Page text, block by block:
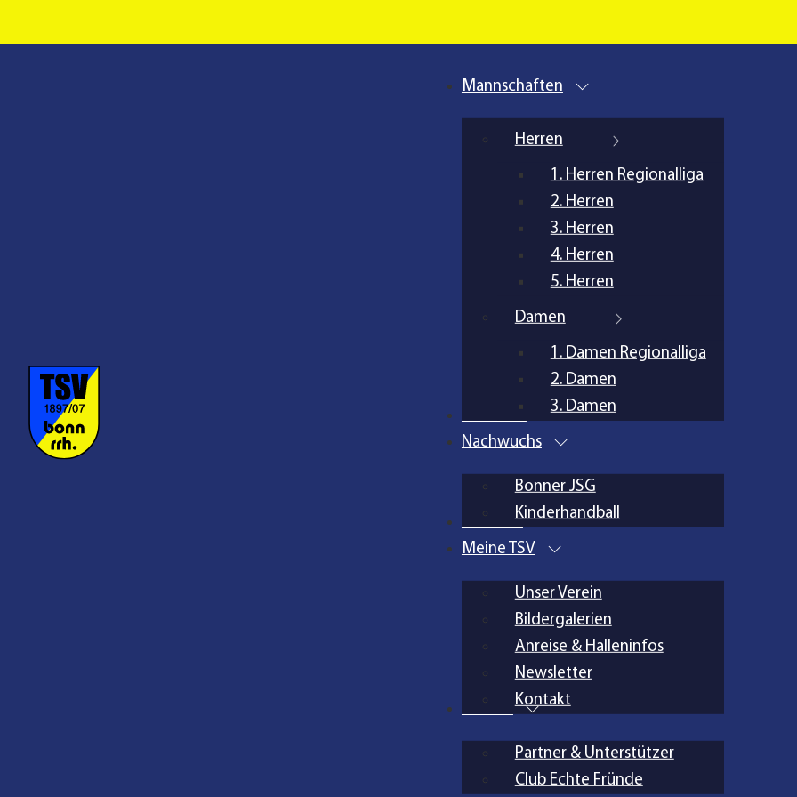
Mannschaften
Herren
1. Herren Regionalliga
2. Herren
3. Herren
4. Herren
5. Herren
Damen
1. Damen Regionalliga
2. Damen
3. Damen
Nachwuchs
Bonner JSG
Kinderhandball
Inklusion
Meine TSV
Unser Verein
Bildergalerien
Anreise & Halleninfos
Newsletter
Kontakt
Partner & Unterstützer
Club Echte Fründe